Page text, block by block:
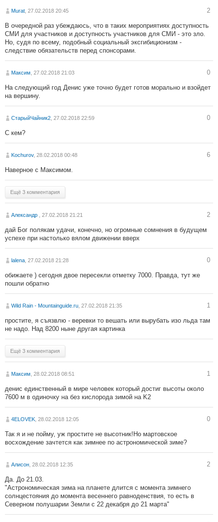
Murat, 27.02.2018 20:45 2
В очередной раз убеждаюсь, что в таких мероприятиях доступность
СМИ для участников и доступность участников для СМИ - это зло.
Но, судя по всему, подобный социальный эксгибиционизм -
следствие обязательств перед спонсорами.
Максим, 27.02.2018 21:03 0
На следующий год Денис уже точно будет готов морально и взойдет
на вершину.
СтарыйЧайник2, 27.02.2018 22:59 0
С кем?
Kochurov, 28.02.2018 00:48 6
Наверное с Максимом.
Ещё 3 комментария
Александр , 27.02.2018 21:21 2
дай Бог полякам удачи, конечно, но огромные сомнения в будущем
успехе при настолько вялом движении вверх
lalena, 27.02.2018 21:28 0
обижаете ) сегодня двое пересекли отметку 7000. Правда, тут же
пошли обратно
Wild Rain - Mountainguide.ru, 27.02.2018 21:35 1
простите, я съязвлю - веревки то вешать или вырубать изо льда там
не надо. Над 8200 ныне другая картинка
Ещё 3 комментария
Максим, 28.02.2018 08:51 1
денис единственный в мире человек который достиг высоты около
7600 м в одиночку на без кислорода зимой на K2
4ELOVEK, 28.02.2018 12:05 0
Так я и не пойму, уж простите не высотник!Но мартовское
восхождение зачтется как зимнее по астрономической зиме?
Алисон, 28.02.2018 12:35 2
Да. До 21.03.
"Астрономическая зима на планете длится с момента зимнего
солнцестояния до момента весеннего равноденствия, то есть в
Северном полушарии Земли с 22 декабря до 21 марта"